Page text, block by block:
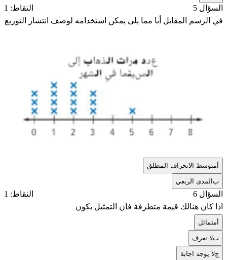
السؤال 5
النقاط: 1
في الرسم المقابل أيا مما يلي يمكن استخدامه لوصف انتشار التوزيع
متوسط الانحراف المطلق
بالمدى الربعي
السؤال 6
النقاط: 1
اذا كان هنالك قيمة متطرفة فان التمثيل يكون
متماثل
بلا نعرف
جلا يوجد اجابة